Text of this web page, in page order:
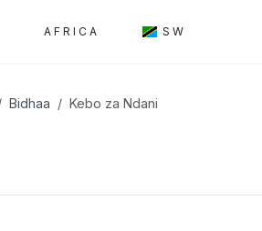
AFRICA SW
Bidhaa Kebo za Ndani